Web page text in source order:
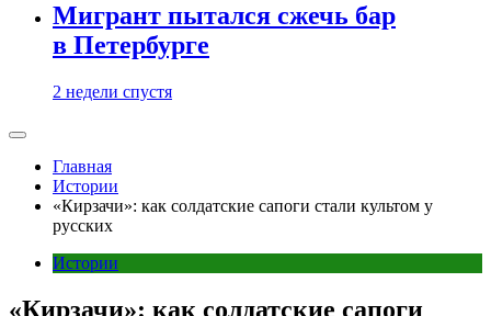
Мигрант пытался сжечь бар
в Петербурге
2 недели спустя
Главная
Истории
«Кирзачи»: как солдатские сапоги стали культом у
русских
Истории
«Кирзачи»: как солдатские сапоги